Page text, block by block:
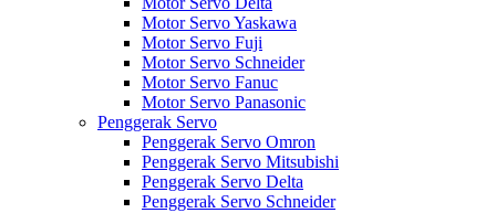
Motor Servo Yaskawa
Motor Servo Fuji
Motor Servo Schneider
Motor Servo Fanuc
Motor Servo Panasonic
Penggerak Servo
Penggerak Servo Omron
Penggerak Servo Mitsubishi
Penggerak Servo Delta
Penggerak Servo Schneider